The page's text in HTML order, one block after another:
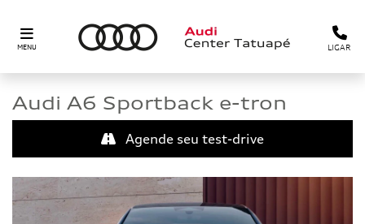
MENU LIGAR
Audi A6 Sportback e-tron
Agende seu test-drive